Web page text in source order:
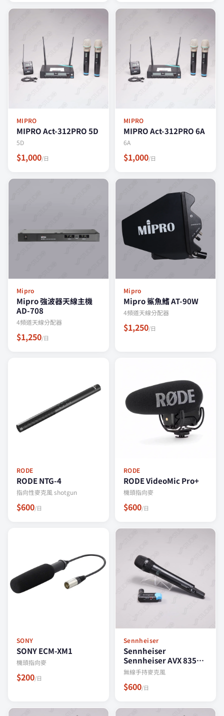
MIPRO
MIPRO Act-312PRO 5D
5D
$1,000/日
MIPRO
MIPRO Act-312PRO 6A
6A
$1,000/日
Mipro
Mipro 強波器天線主機
AD-708
4頻道天線分配器
$1,250/日
Mipro
Mipro 鯊魚鰭 AT-90W
4頻道天線分配器
$1,250/日
RODE
RODE NTG-4
指向性麥克風 shotgun
$600/日
RODE
RODE VideoMic Pro+
機頭指向麥
$600/日
SONY
SONY ECM-XM1
機頭指向麥
$200/日
Sennheiser
Sennheiser
Sennheiser AVX 835
SET 無線手持麥克風
無線手持麥克風
$600/日